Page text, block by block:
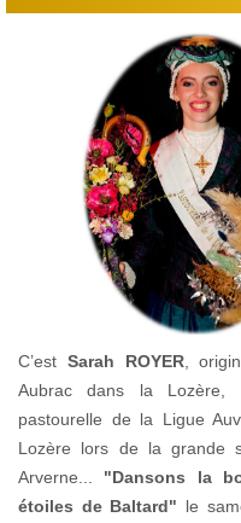
C’est Sarah ROYER,
Aubrac dans la
pastourelle de la Ligue
Lozère lors de la grande
Arverne...
"Dansons la
étoiles de Baltard" le